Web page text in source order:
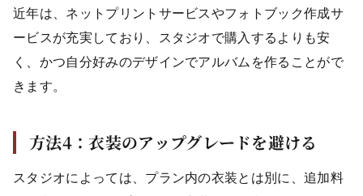
近年は、ネットプリントサービスやフォトブック作成サ
ービスが充実しており、スタジオで購入するよりも安
く、かつ自分好みのデザインでアルバムを作ることがで
きます。
方法4：衣装のアップグレードを避ける
スタジオによっては、プラン内の衣装とは別に、追加料